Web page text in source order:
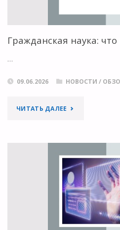
2026"
Гражданская наука: что
…
09.06.2026 НОВОСТИ /
ЧИТАТЬ ДАЛЕЕ "ГРАЖДАНСКАЯ
НОВОГО?"